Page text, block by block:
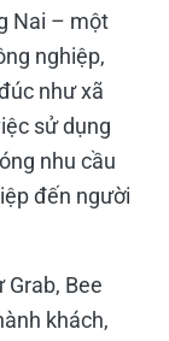
Nai – một
nghiệp,
như xã
sử dụng
nhu cầu
đến người
Bee
khách,